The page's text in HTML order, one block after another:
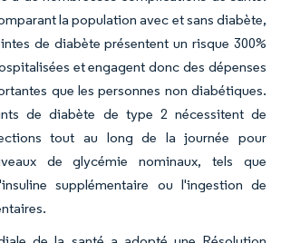
la population avec et sans diabète,
de diabète présentent un risque 300%
et engagent donc des dépenses
que les personnes non diabétiques.
de diabète de type 2 nécessitent de
tout au long de la journée pour
de glycémie nominaux, tels que
supplémentaire ou l'ingestion de